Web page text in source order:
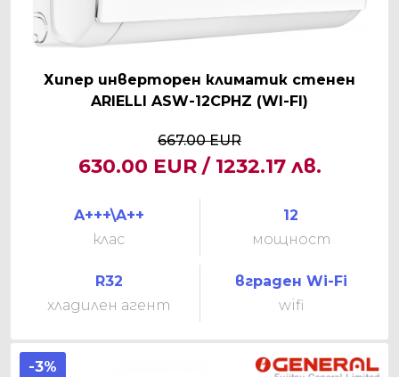
Хипер инверторен климатик стенен
ARIELLI ASW-12CPHZ (WI-FI)
667.00 EUR
630.00 EUR / 1232.17 лв.
A+++\A++
клас
12
мощност
R32
хладилен агент
вграден Wi-Fi
wifi
-3%